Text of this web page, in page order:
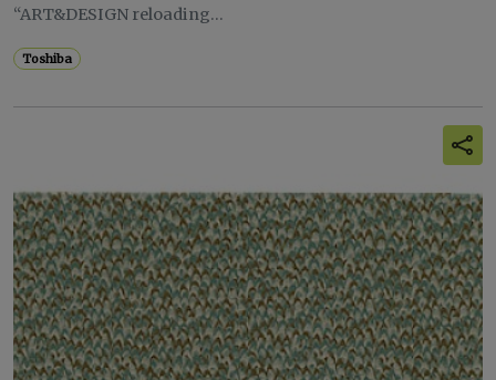
“ART&DESIGN reloading...
Toshiba